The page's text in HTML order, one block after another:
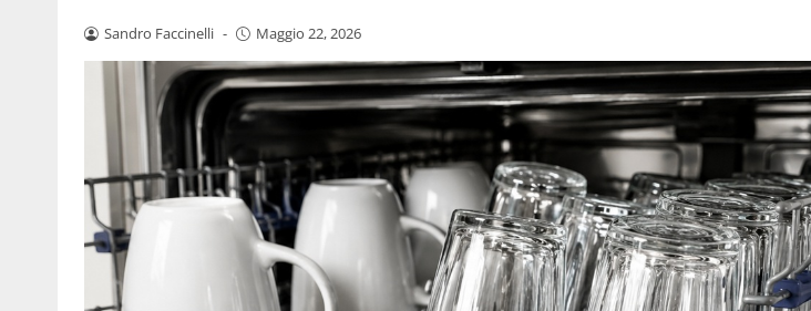
Sandro Faccinelli - Maggio 22, 2026